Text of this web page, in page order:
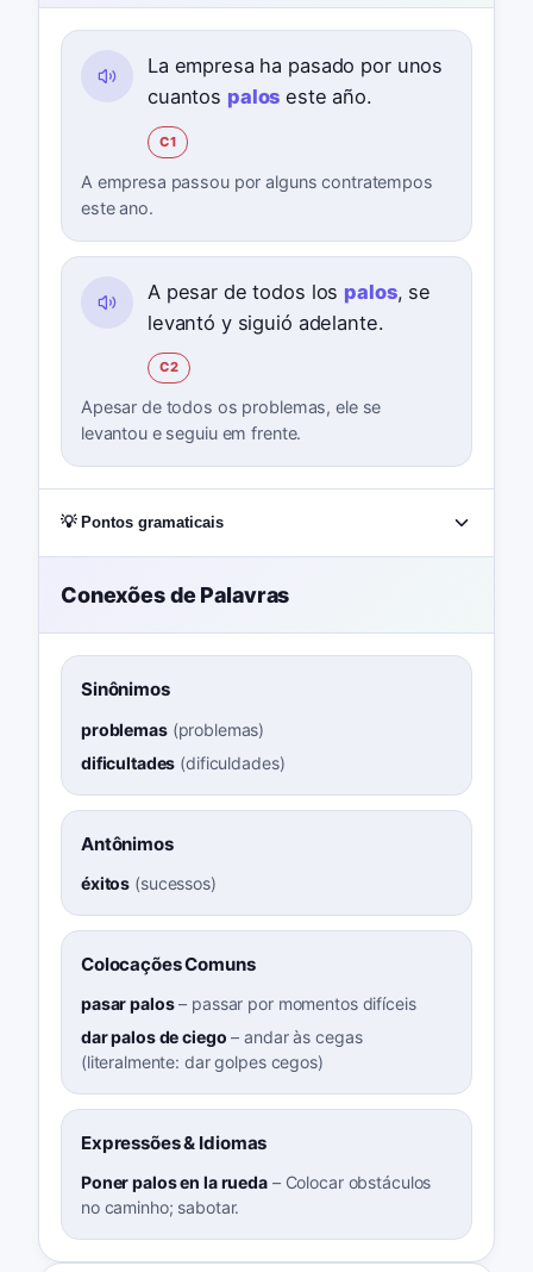
La empresa ha pasado por unos
cuantos palos este año.
C1
A empresa passou por alguns contratempos
este ano.
A pesar de todos los palos, se
levantó y siguió adelante.
C2
Apesar de todos os problemas, ele se
levantou e seguiu em frente.
💡 Pontos gramaticais
Conexões de Palavras
Sinônimos
problemas(problemas)
dificultades (dificuldades)
Antônimos
éxitos (sucessos)
Colocações Comuns
pasar palos– passar por momentos difíceis
dar palos de ciego –andar às cegas
(literalmente: dar golpes cegos)
Expressões & Idiomas
Poner palos en la rueda– Colocar obstáculos
no caminho; sabotar.